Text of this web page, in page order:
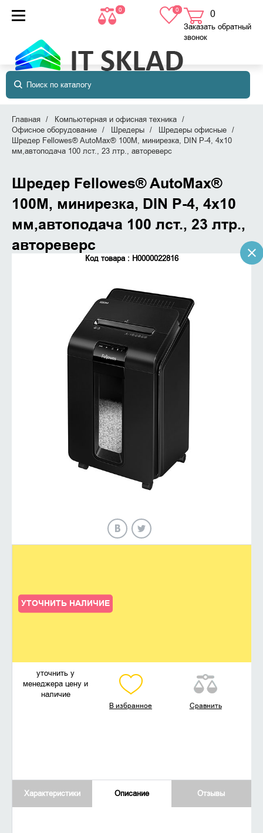
0 0 0
в корзине
Заказать обратный
звонок
Главная
Компьютерная и офисная техника
Офисное оборудование
Шредеры
Шредеры офисные
Шредер Fellowes® AutoMax® 100M, минирезка, DIN P-4, 4х10
мм,автоподача 100 лст., 23 лтр., автореверc
Шредер Fellowes® AutoMax®
100M, минирезка, DIN P-4, 4х10
мм,автоподача 100 лст., 23 лтр.,
автореверc
Код товара : Н0000022816
УТОЧНИТЬ НАЛИЧИЕ
уточнить у
менеджера цену и
наличие
В избранное Сравнить
Характеристики Описание Отзывы